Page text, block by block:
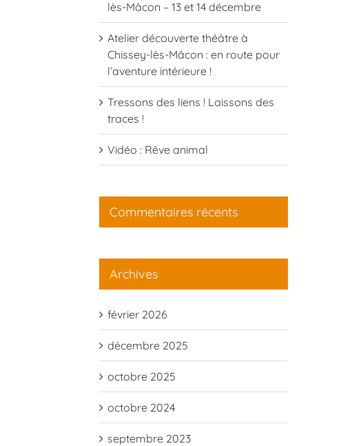
lès-Mâcon – 13 et 14 décembre
Atelier découverte théâtre à
Chissey-lès-Mâcon : en route pour
l’aventure intérieure !
Tressons des liens ! Laissons des
traces !
Vidéo : Rêve animal
Commentaires récents
Archives
février 2026
décembre 2025
octobre 2025
octobre 2024
septembre 2023